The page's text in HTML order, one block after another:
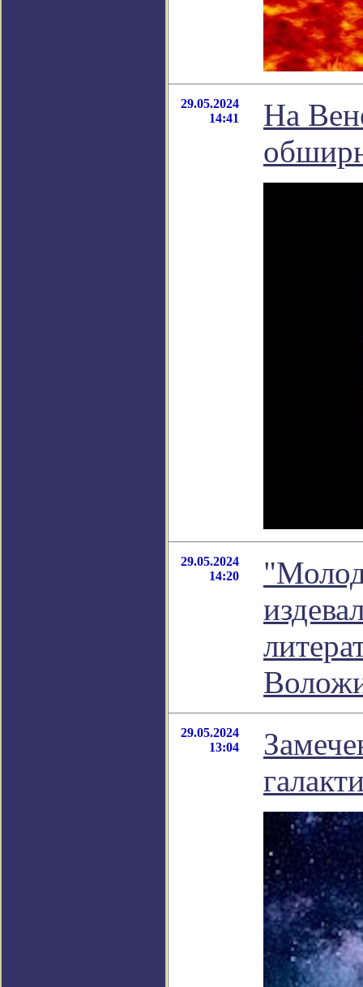
29.05.2024
14:41
На
29.05.2024
14:20
29.05.2024
13:04